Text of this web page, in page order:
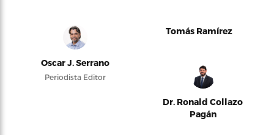
Oscar J. Serrano
Periodista Editor
Tomás Ramírez
Dr. Ronald Collazo
Pagán